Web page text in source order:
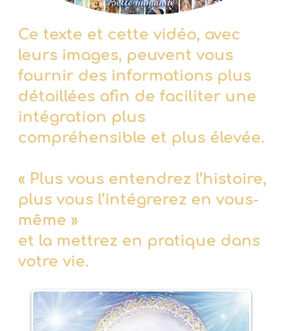
Ce texte et cette vidéo, avec
leurs images, peuvent vous
fournir des informations plus
détaillées afin de faciliter une
intégration plus
compréhensible et plus élevée.
« Plus vous entendrez l’histoire,
plus vous l’intégrerez en vous-
même »
et la mettrez en pratique dans
votre vie.